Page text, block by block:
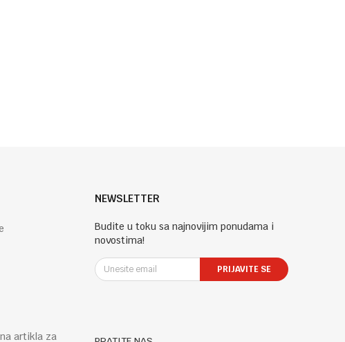
artikla za
NEWSLETTER
Budite u toku sa najnovijim ponudama i
novostima!
PRIJAVITE SE